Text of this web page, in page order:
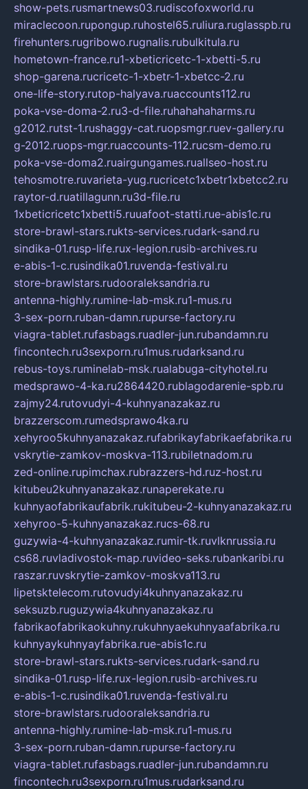
show-pets.rusmartnews03.rudiscofoxworld.ru
miraclecoon.rupongup.ruhostel65.ruliura.ruglasspb.ru
firehunters.rugribowo.rugnalis.rubulkitula.ru
hometown-france.ru1-xbeticricetc-1-xbetti-5.ru
shop-garena.rucricetc-1-xbetr-1-xbetcc-2.ru
one-life-story.rutop-halyava.ruaccounts112.ru
poka-vse-doma-2.ru3-d-file.ruhahahaharms.ru
g2012.rutst-1.rushaggy-cat.ruopsmgr.ruev-gallery.ru
g-2012.ruops-mgr.ruaccounts-112.rucsm-demo.ru
poka-vse-doma2.ruairgungames.ruallseo-host.ru
tehosmotre.ruvarieta-yug.rucricetc1xbetr1xbetcc2.ru
raytor-d.ruatillagunn.ru3d-file.ru
1xbeticricetc1xbetti5.ruuafoot-statti.rue-abis1c.ru
store-brawl-stars.rukts-services.rudark-sand.ru
sindika-01.rusp-life.rux-legion.rusib-archives.ru
e-abis-1-c.rusindika01.ruvenda-festival.ru
store-brawlstars.rudooraleksandria.ru
antenna-highly.rumine-lab-msk.ru1-mus.ru
3-sex-porn.ruban-damn.rupurse-factory.ru
viagra-tablet.rufasbags.ruadler-jun.rubandamn.ru
fincontech.ru3sexporn.ru1mus.rudarksand.ru
rebus-toys.ruminelab-msk.rualabuga-cityhotel.ru
medsprawo-4-ka.ru2864420.rublagodarenie-spb.ru
zajmy24.rutovudyi-4-kuhnyanazakaz.ru
brazzerscom.rumedsprawo4ka.ru
xehyroo5kuhnyanazakaz.rufabrikayfabrikaefabrika.ru
vskrytie-zamkov-moskva-113.rubiletnadom.ru
zed-online.rupimchax.rubrazzers-hd.ruz-host.ru
kitubeu2kuhnyanazakaz.runaperekate.ru
kuhnyaofabrikaufabrik.rukitubeu-2-kuhnyanazakaz.ru
xehyroo-5-kuhnyanazakaz.rucs-68.ru
guzywia-4-kuhnyanazakaz.rumir-tk.ruvlknrussia.ru
cs68.ruvladivostok-map.ruvideo-seks.rubankaribi.ru
raszar.ruvskrytie-zamkov-moskva113.ru
lipetsktelecom.rutovudyi4kuhnyanazakaz.ru
seksuzb.ruguzywia4kuhnyanazakaz.ru
fabrikaofabrikaokuhny.rukuhnyaekuhnyaafabrika.ru
kuhnyaykuhnyayfabrika.rue-abis1c.ru
store-brawl-stars.rukts-services.rudark-sand.ru
sindika-01.rusp-life.rux-legion.rusib-archives.ru
e-abis-1-c.rusindika01.ruvenda-festival.ru
store-brawlstars.rudooraleksandria.ru
antenna-highly.rumine-lab-msk.ru1-mus.ru
3-sex-porn.ruban-damn.rupurse-factory.ru
viagra-tablet.rufasbags.ruadler-jun.rubandamn.ru
fincontech.ru3sexporn.ru1mus.rudarksand.ru